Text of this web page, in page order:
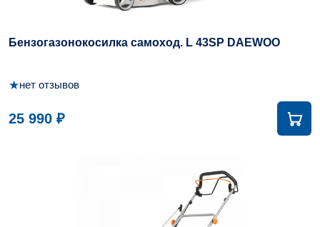
Бензогазонокосилка самоход. L 43SP DAEWOO
★нет отзывов
25 990 ₽